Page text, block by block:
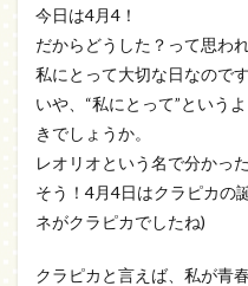
今日は4月4！
だからどうした？って思わ
私にとって大切な日なのです
いや、“私にとって”という
きでしょうか。
レオリオという名で分かっ
そう！4月4日はクラピカの
ネがクラピカでしたね)
クラピカと言えば、私が青